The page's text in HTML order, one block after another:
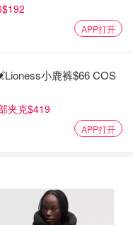
APP打开
小鹿裤$66 COS
夹克$419
APP打开